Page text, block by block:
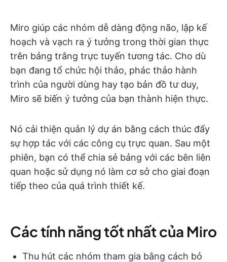
Miro giúp các nhóm dễ dàng động não, lập kế
hoạch và vạch ra ý tưởng trong thời gian thực
trên bảng trắng trực tuyến tương tác. Cho dù
bạn đang tổ chức hội thảo, phác thảo hành
trình của người dùng hay tạo bản đồ tư duy,
Miro sẽ biến ý tưởng của bạn thành hiện thực.
Nó cải thiện quản lý dự án bằng cách thúc đẩy
sự hợp tác với các công cụ trực quan. Sau một
phiên, bạn có thể chia sẻ bảng với các bên liên
quan hoặc sử dụng nó làm cơ sở cho giai đoạn
tiếp theo của quá trình thiết kế.
Các tính năng tốt nhất của Miro
Thu hút các nhóm tham gia bằng cách bỏ